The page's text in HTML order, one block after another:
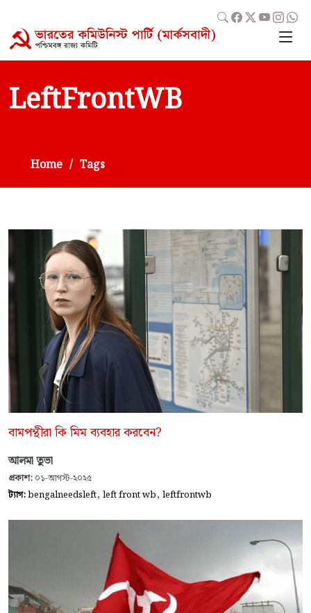
LeftFrontWB
Home Tags
বামপন্থীরা কি মিম ব্যবহার করবেন?
আলমা তুভা
প্রকাশ: ০১-আগস্ট-২০২৫
ট্যাগ:bengalneedsleft, left front wb, leftfrontwb